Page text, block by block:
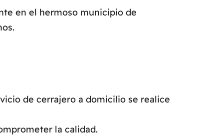
en el hermoso municipio de
de cerrajero a domicilio se realice
la calidad.